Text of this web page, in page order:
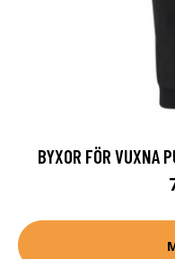
BYXOR FÖR VUXNA